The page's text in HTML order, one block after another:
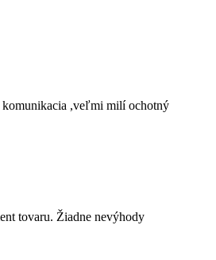
,veľmi milí ochotný
tovaru. Žiadne nevýhody